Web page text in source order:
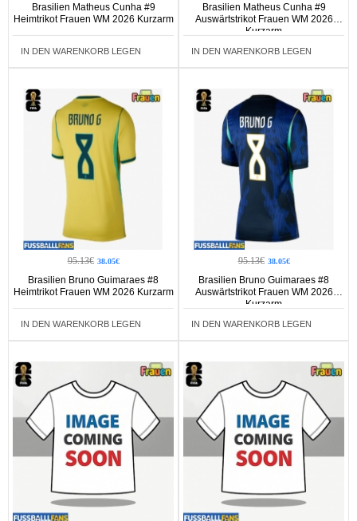
Brasilien Matheus Cunha #9
Heimtrikot Frauen WM 2026 Kurzarm
IN DEN WARENKORB LEGEN
Brasilien Matheus Cunha #9
Auswärtstrikot Frauen WM 2026
Kurzarm
IN DEN WARENKORB LEGEN
95.13€ 38.05€
Brasilien Bruno Guimaraes #8
Heimtrikot Frauen WM 2026 Kurzarm
IN DEN WARENKORB LEGEN
95.13€ 38.05€
Brasilien Bruno Guimaraes #8
Auswärtstrikot Frauen WM 2026
Kurzarm
IN DEN WARENKORB LEGEN